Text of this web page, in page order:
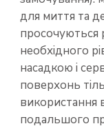
для миття та
необхідного
насадкою і
поверхонь
використання
подальшого